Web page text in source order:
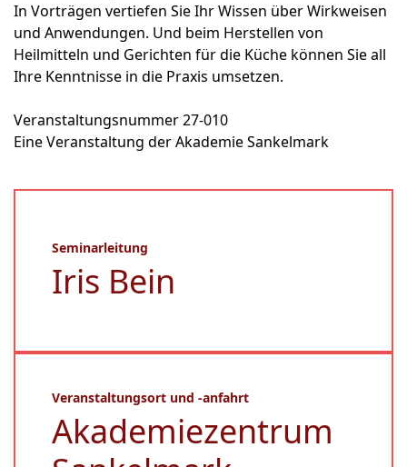
In Vorträgen vertiefen Sie Ihr Wissen über Wirkweisen
und Anwendungen. Und beim Herstellen von
Heilmitteln und Gerichten für die Küche können Sie all
Ihre Kenntnisse in die Praxis umsetzen.
Veranstaltungsnummer 27-010
Eine Veranstaltung der Akademie Sankelmark
Seminarleitung
Iris Bein
Veranstaltungsort und -anfahrt
Akademiezentrum